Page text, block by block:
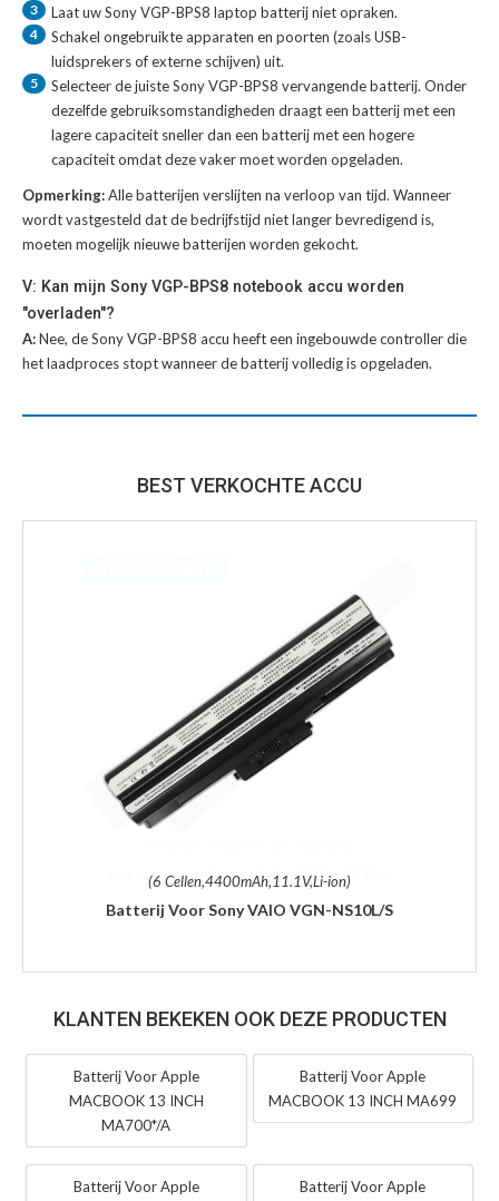
3 Laat uwSony VGP-BPS8 laptop batterijniet opraken.
4
Schakel ongebruikte apparaten en poorten (zoals USB-
luidsprekers of externe schijven) uit.
5 Selecteer de juisteSony VGP-BPS8 vervangende batterij. Onder
dezelfde gebruiksomstandigheden draagt een batterij met een
lagere capaciteit sneller dan een batterij met een hogere
capaciteit omdat deze vaker moet worden opgeladen.
Opmerking:Alle batterijen verslijten na verloop van tijd. Wanneer
wordt vastgesteld dat de bedrijfstijd niet langer bevredigend is,
moeten mogelijk nieuwe batterijen worden gekocht.
V: Kan mijn Sony VGP-BPS8 notebook accu worden
"overladen"?
A:Nee, de Sony VGP-BPS8 accu heeft een ingebouwde controller die
het laadproces stopt wanneer de batterij volledig is opgeladen.
BEST VERKOCHTE ACCU
(6 Cellen,4400mAh,11.1V,Li-ion)
Batterij Voor Sony VAIO VGN-NS10L/S
KLANTEN BEKEKEN OOK DEZE PRODUCTEN
Batterij Voor Apple
MACBOOK 13 INCH
MA700*/A
Batterij Voor Apple
MACBOOK 13 INCH MA699
Batterij Voor Apple Batterij Voor Apple